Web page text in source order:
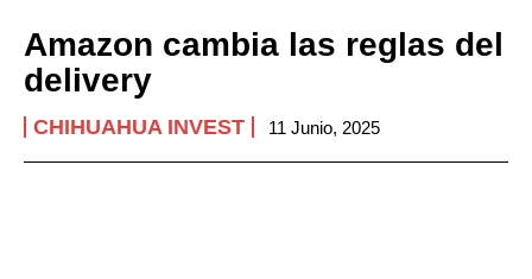
Amazon cambia las reglas del
delivery
CHIHUAHUA INVEST 11 Junio, 2025